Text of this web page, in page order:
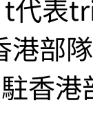
t代表
港部
駐香港